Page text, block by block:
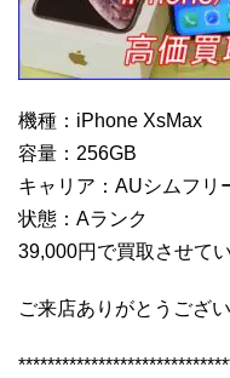
機種：iPhone XsMax
容量：256GB
キャリア：AUシムフリ
状態：Aランク
39,000円で買取させて
ご来店ありがとうござ